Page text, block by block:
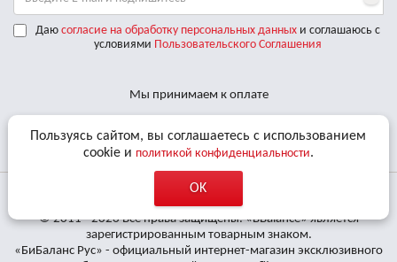
Даю согласие на обработку персональных данныхи соглашаюсь с
условиями Пользовательского Соглашения
Мы принимаем к оплате
Доставляем по РФ курьерскими службами
© 2011 - 2026 Все права защищены. «BBalance» является
зарегистрированным товарным знаком.
«БиБаланс Рус» - официальный интернет-магазин эксклюзивного
Пользуясь сайтом, вы соглашаетесь с использованием
cookie и политикой конфиденциальности.
OK